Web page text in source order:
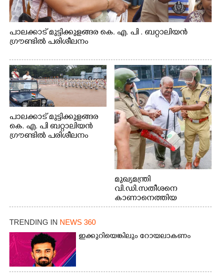
പാലക്കാട് മുട്ടിക്കുളങ്ങര കെ. എ. പി . ബറ്റാലിയൻ
ഗ്രൗണ്ടിൽ പരിശീലനം
പാലക്കാട് മുട്ടിക്കുളങ്ങര
കെ. എ. പി ബറ്റാലിയൻ
ഗ്രൗണ്ടിൽ പരിശീലനം
മുഖ്യമന്ത്രി
വി.ഡി.സതീശനെ
കാണാനെത്തിയ
മോഹനൻ നായർ
TRENDING IN NEWS 360
ഇക്കുറിയെങ്കിലും റോയലാകണം